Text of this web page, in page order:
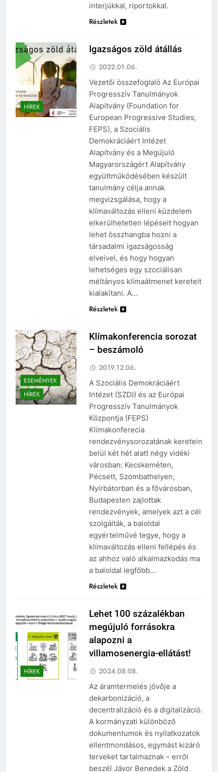
interjúkkal, riportokkal.
Részletek
HÍREK
Igazságos zöld átállás
2022.01.06.
Vezetői összefoglaló Az Európai
Progresszív Tanulmányok
Alapítvány (Foundation for
European Progressive Studies,
FEPS), a Szociális
Demokráciáért Intézet
Alapítvány és a Megújuló
Magyarországért Alapítvány
együttműködésében készült
tanulmány célja annak
megvizsgálása, hogy a
klímaváltozás elleni küzdelem
elkerülhetetlen lépéseit hogyan
lehet összhangba hozni a
társadalmi igazságosság
elveivel, és hogy hogyan
lehetséges egy szociálisan
méltányos klímaátmenet kereteit
kialakítani. A…
Részletek
ESEMÉNYEK
HÍREK
Klímakonferencia sorozat
– beszámoló
2019.12.06.
A Szociális Demokráciáért
Intézet (SZDI) és az Európai
Progresszív Tanulmányok
Központja (FEPS)
Klímakonferecia
rendezvénysorozatának keretein
belül két hét alatt négy vidéki
városban: Kecskeméten,
Pécsett, Szombathelyen,
Nyírbátorban és a fővárosban,
Budapesten zajlottak
rendezvények, amelyek azt a cél
szolgálták, a baloldal
egyértelművé tegye, hogy a
klímaváltozás elleni fellépés és
az ahhoz való alkalmazkodás ma
a baloldal legfőbb…
Részletek
HÍREK
Lehet 100 százalékban
megújuló forrásokra
alapozni a
villamosenergia-ellátást!
2024.08.08.
Az áramtermelés jövője a
dekarbonizáció, a
decentralizáció és a digitalizáció.
A kormányzati különböző
dokumentumok és nyilatkozatok
ellentmondásos, egymást kizáró
terveket tartalmaznak – erről
beszél Jávor Benedek a Zöld